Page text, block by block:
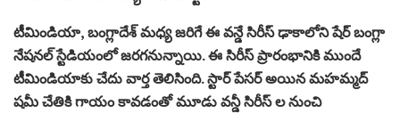
టీమిండియా, బంగ్లాదేశ్ మధ్య జరిగే ఈ వన్డే సిరీస్ ఢాకాలోని షేర్ బంగ్లా
నేషనల్ స్టేడియంలో జరగనున్నాయి. ఈ సిరీస్ ప్రారంభానికి ముందే
టీమిండియాకు చేదు వార్త తెలిసింది. స్టార్ పేసర్ అయిన మహమ్మద్
షమీ చేతికి గాయం కావడంతో మూడు వన్డీ సిరీస్ ల నుంచి